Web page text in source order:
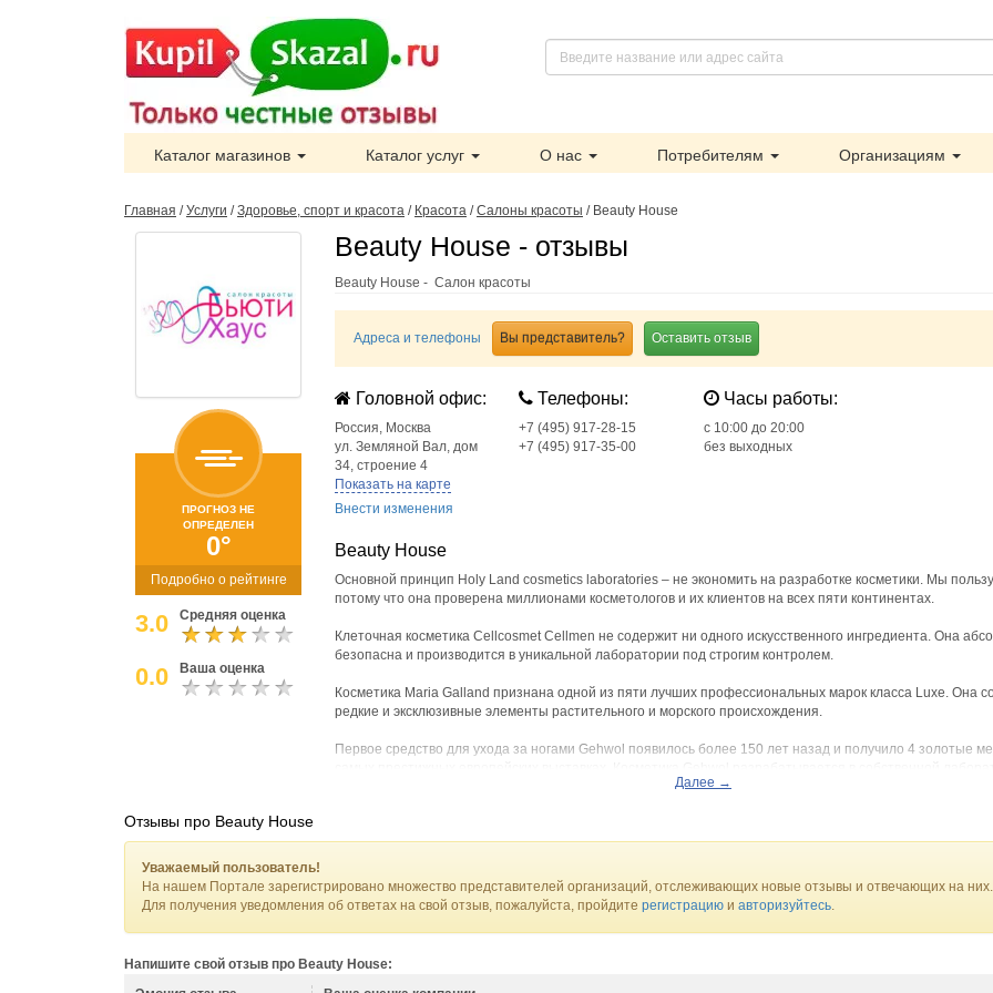
Каталог магазинов Каталог услуг О нас Потребителям Организациям
Главная /Услуги /Здоровье, спорт и красота / Красота /Салоны красоты / Beauty House
ПРОГНОЗ НЕ
ОПРЕДЕЛЕН
0°
Подробно о рейтинге
3.0 Средняя оценка
0.0 Ваша оценка
Beauty House - отзывы
Beauty House - Салон красоты
Адреса и телефоны Оставить отзыв
Вы представитель?
Головной офис:
Россия, Москва
ул. Земляной Вал, дом
34, строение 4
Показать на карте
Внести изменения
Телефоны:
+7 (495) 917-28-15
+7 (495) 917-35-00
Часы работы:
c 10:00 до 20:00
без выходных
Beauty House
Основной принцип Holy Land cosmetics laboratories – не экономить на разработке косметики. Мы
потому что она проверена миллионами косметологов и их клиентов на всех пяти континентах.
Клеточная косметика Cellcosmet Cellmen не содержит ни одного искусственного ингредиента. Она
безопасна и производится в уникальной лаборатории под строгим контролем.
Косметика Maria Galland признана одной из пяти лучших профессиональных марок класса Luxe. Она
редкие и эксклюзивные элементы растительного и морского происхождения.
Первое средство для ухода за ногами Gehwol появилось более 150 лет назад и получило 4 золотые
фирмы, оборудованной по последнему слову техники.
и является одним из самых устойчивых и качественных в мире.
Маникюр «Джессика» делает ногти прочными, аккуратными и ухоженными, быстро восстанавливая их
наращивания.
Косметикой для волос Lebel пользуются 2 императора правящей династии Японии. Это одна из
марок в мире и лучшая косметика для окрашивания волос на Курской.
Далее →
Отзывы про Beauty House
Уважаемый пользователь!
На нашем Портале зарегистрировано множество представителей организаций, отслеживающих новые отзывы и отвечающих на них.
Для получения уведомления об ответах на свой отзыв, пожалуйста, пройдите регистрацию и авторизуйтесь.
Напишите свой отзыв про Beauty House: